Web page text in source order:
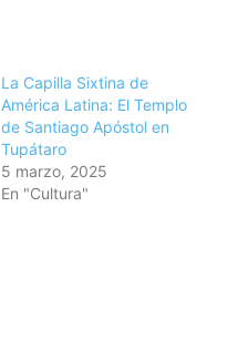
La Capilla Sixtina de
América Latina: El Templo
de Santiago Apóstol en
Tupátaro
5 marzo, 2025
En "Cultura"